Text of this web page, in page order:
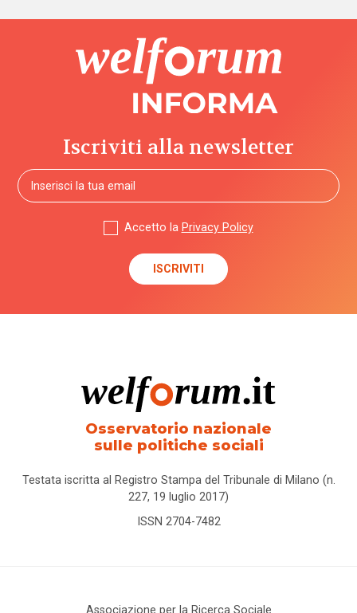
Iscriviti alla newsletter
Accetto la Privacy Policy
Osservatorio nazionale
sulle politiche sociali
Testata iscritta al Registro Stampa del Tribunale di Milano (n.
227, 19 luglio 2017)
ISSN 2704-7482
Associazione per la Ricerca Sociale